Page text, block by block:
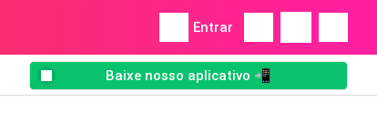
Entrar
Baixe nosso aplicativo 📲